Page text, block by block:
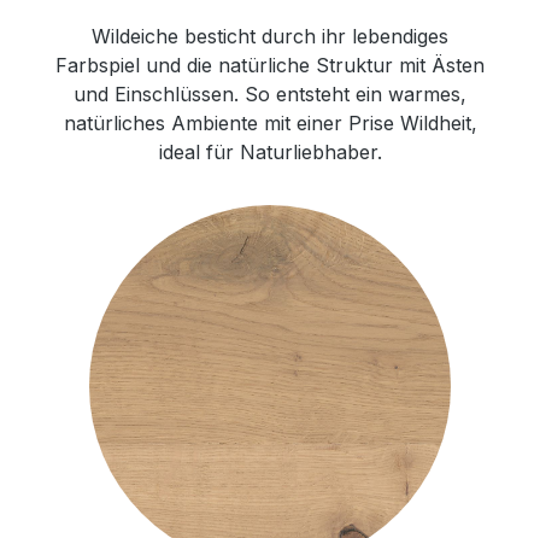
Wildeiche besticht durch ihr lebendiges
Farbspiel und die natürliche Struktur mit Ästen
und Einschlüssen. So entsteht ein warmes,
natürliches Ambiente mit einer Prise Wildheit,
ideal für Naturliebhaber.